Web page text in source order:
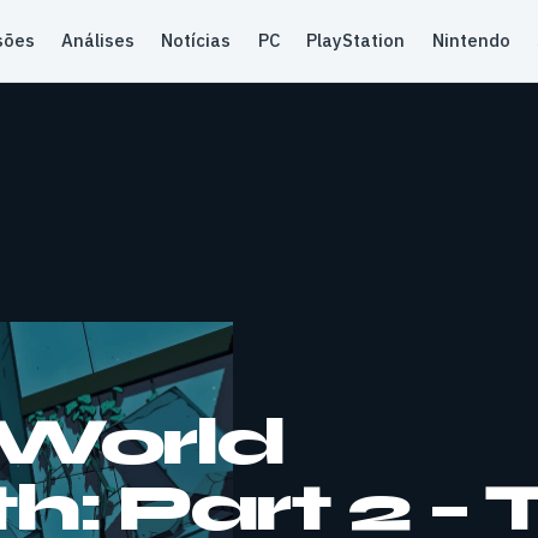
Análises Notícias PC PlayStation Nintendo
Part 2 –